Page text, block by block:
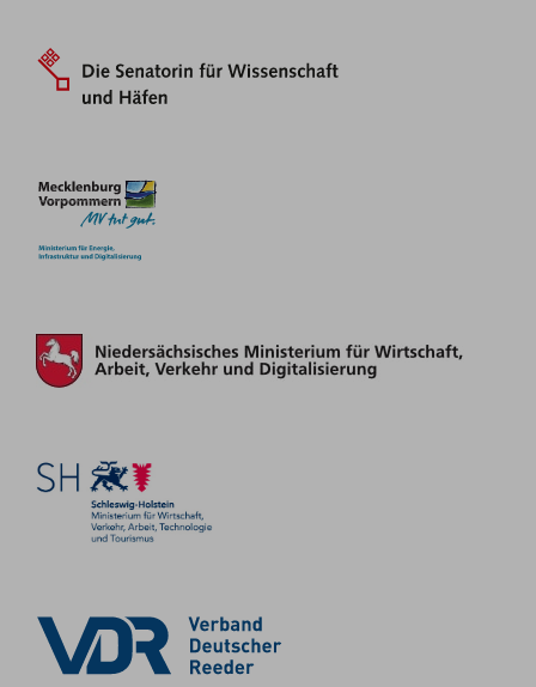
Centuria Marine Services
Weltweit
Gastanker
Hamburg
Carl F. Peters
Tanker
John T. Essberger
Weltweit